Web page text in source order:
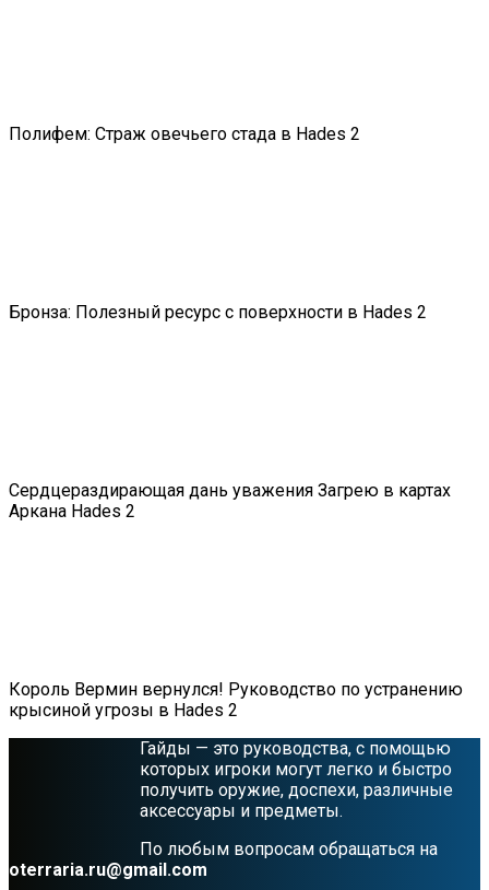
Полифем: Страж овечьего стада в Hades 2
Бронза: Полезный ресурс с поверхности в Hades 2
Сердцераздирающая дань уважения Загрею в картах
Аркана Hades 2
Король Вермин вернулся! Руководство по устранению
крысиной угрозы в Hades 2
Гайды — это руководства, с помощью
которых игроки могут легко и быстро
получить оружие, доспехи, различные
аксессуары и предметы.
По любым вопросам обращаться на
oterraria.ru@gmail.com